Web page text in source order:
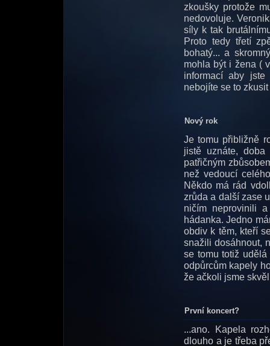
zkoušky protože
nedovoluje.
síly k tak
Proto tedy třetí
bohatý... a
mohla být i žena (
informací aby
nebojíte se to
Nový rok
Je tomu přibližně
jistě uznáte,
patřičným
než vedoucí
Někdo má rád
zrůda a další zase
ničím neprovinili
hádanka. Jedno
obdiv k těm, kteří
snažili dosáhnout,
se tomu totiž
odpůrcům kapely
že ačkoli jsme
První koncert?
...ano. Kapela
dlouho a je třeba